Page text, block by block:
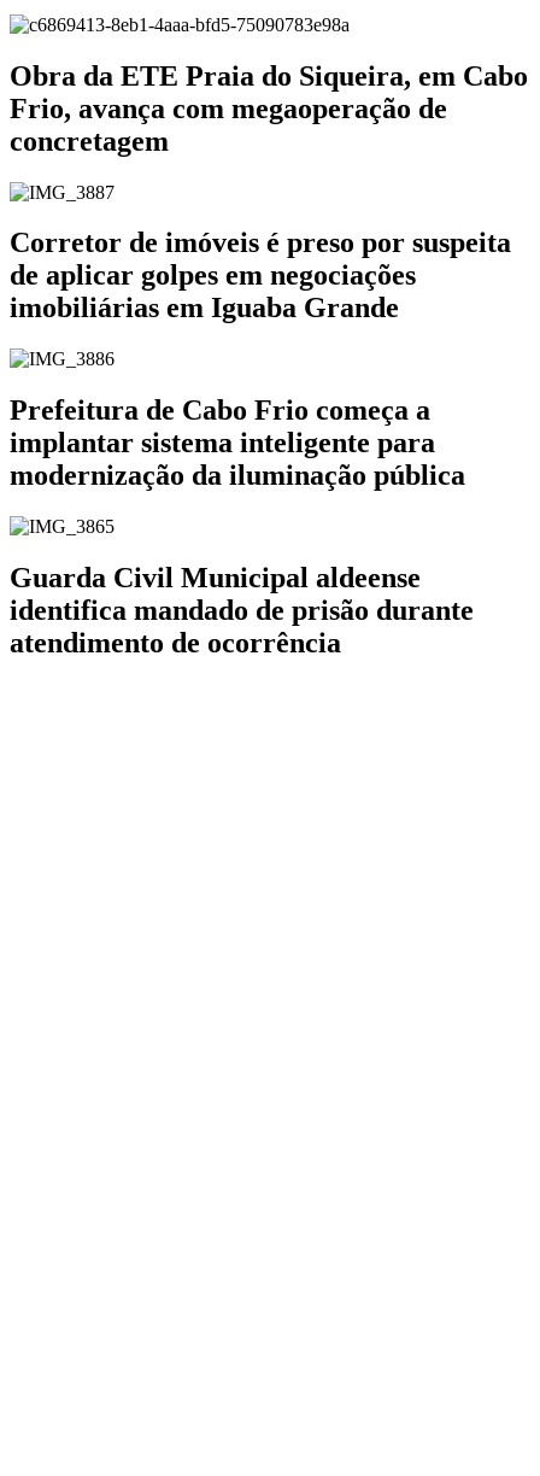
Obra da ETE Praia do Siqueira, em Cabo
Frio, avança com megaoperação de
concretagem
Corretor de imóveis é preso por suspeita
de aplicar golpes em negociações
imobiliárias em Iguaba Grande
Prefeitura de Cabo Frio começa a
implantar sistema inteligente para
modernização da iluminação pública
Guarda Civil Municipal aldeense
identifica mandado de prisão durante
atendimento de ocorrência